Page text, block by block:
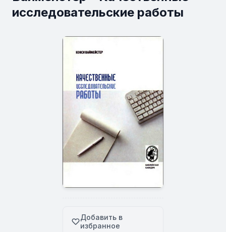
исследовательские работы
Добавить в
избранное